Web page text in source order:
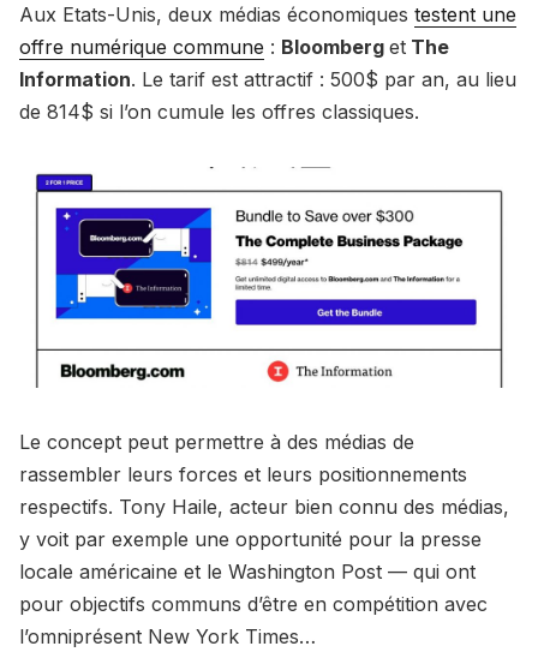
Aux Etats-Unis, deux médias économiques testent une
offre numérique commune : Bloomberg et The
Information. Le tarif est attractif : 500$ par an, au lieu
de 814$ si l’on cumule les offres classiques.
Le concept peut permettre à des médias de
rassembler leurs forces et leurs positionnements
respectifs. Tony Haile, acteur bien connu des médias,
y voit par exemple une opportunité pour la presse
locale américaine et le Washington Post — qui ont
pour objectifs communs d’être en compétition avec
l’omniprésent New York Times…